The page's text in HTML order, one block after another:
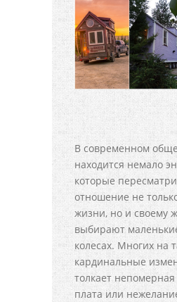
В современном
находится немало
которые
отношение не
жизни, но и своему
выбирают
колесах. Многих на
кардинальные
толкает
плата или